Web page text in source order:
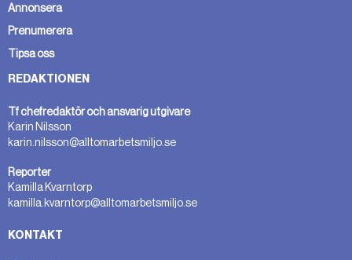
Annonsera
Prenumerera
Tipsa oss
REDAKTIONEN
Tf chefredaktör och ansvarig utgivare
Karin Nilsson
karin.nilsson@alltomarbetsmiljo.se
Reporter
Kamilla Kvarntorp
kamilla.kvarntorp@alltomarbetsmiljo.se
KONTAKT